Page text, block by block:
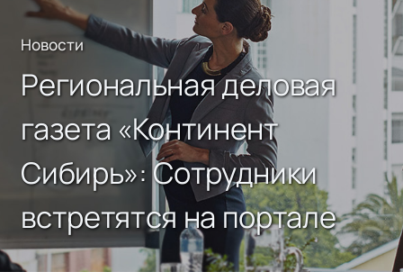
Новости
Региональная деловая
газета «Континент
Сибирь»: Сотрудники
встретятся на портале